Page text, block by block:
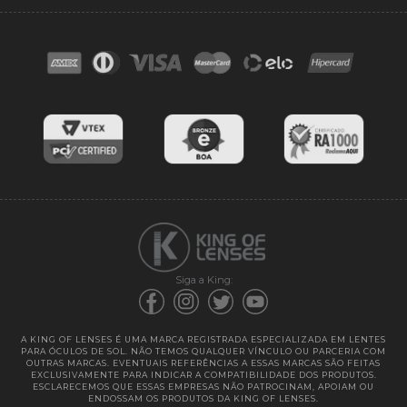
Blog
Cores das lentes
Entregas
Siga a King:
A KING OF LENSES É UMA MARCA REGISTRADA ESPECIALIZADA EM LENTES
PARA ÓCULOS DE SOL. NÃO TEMOS QUALQUER VÍNCULO OU PARCERIA COM
OUTRAS MARCAS. EVENTUAIS REFERÊNCIAS A ESSAS MARCAS SÃO FEITAS
EXCLUSIVAMENTE PARA INDICAR A COMPATIBILIDADE DOS PRODUTOS.
ESCLARECEMOS QUE ESSAS EMPRESAS NÃO PATROCINAM, APOIAM OU
ENDOSSAM OS PRODUTOS DA KING OF LENSES.